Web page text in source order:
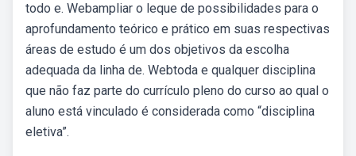
todo e. Webampliar o leque de possibilidades para o
aprofundamento teórico e prático em suas respectivas
áreas de estudo é um dos objetivos da escolha
adequada da linha de. Webtoda e qualquer disciplina
que não faz parte do currículo pleno do curso ao qual o
aluno está vinculado é considerada como “disciplina
eletiva”.